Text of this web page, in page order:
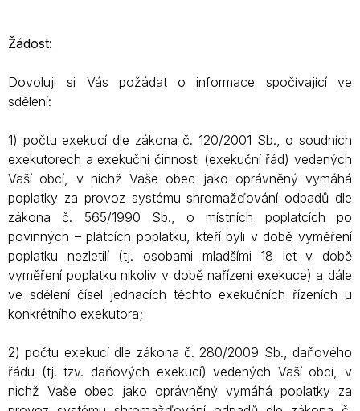
Žádost:
Dovoluji si Vás požádat o informace spočívající ve
sdělení:
1) počtu exekucí dle zákona č. 120/2001 Sb., o soudních
exekutorech a exekuční činnosti (exekuční řád) vedených
Vaší obcí, v nichž Vaše obec jako oprávněný vymáhá
poplatky za provoz systému shromažďování odpadů dle
zákona č. 565/1990 Sb., o místních poplatcích po
povinných – plátcích poplatku, kteří byli v době vyměření
poplatku nezletilí (tj. osobami mladšími 18 let v době
vyměření poplatku nikoliv v době nařízení exekuce) a dále
ve sdělení čísel jednacích těchto exekučních řízeních u
konkrétního exekutora;
2) počtu exekucí dle zákona č. 280/2009 Sb., daňového
řádu (tj. tzv. daňových exekucí) vedených Vaší obcí, v
nichž Vaše obec jako oprávněný vymáhá poplatky za